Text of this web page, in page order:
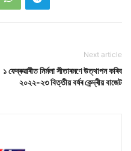
Next article
১ ফেব্ৰুৱাৰীত নিৰ্মলা সীতাৰমণে উত্থাপন কৰিব
২০২২-২৩ বিত্তীয় বৰ্ষৰ কেন্দ্ৰীয় বাজেট